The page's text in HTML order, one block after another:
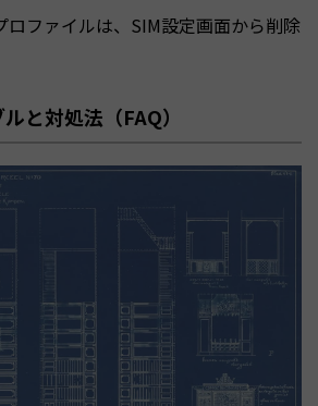
ロファイルは、SIM設定画面から削除
と対処法（FAQ）